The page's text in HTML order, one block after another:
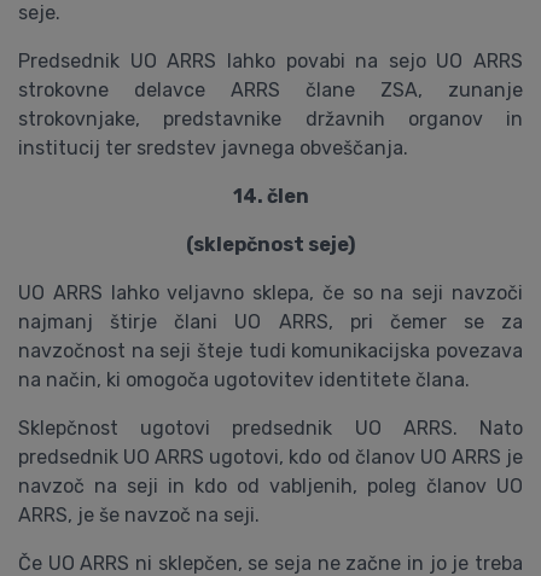
seje.
Predsednik UO ARRS lahko povabi na sejo UO ARRS
strokovne delavce ARRS člane ZSA, zunanje
strokovnjake, predstavnike državnih organov in
institucij ter sredstev javnega obveščanja.
14. člen
(sklepčnost seje)
UO ARRS lahko veljavno sklepa, če so na seji navzoči
najmanj štirje člani UO ARRS, pri čemer se za
navzočnost na seji šteje tudi komunikacijska povezava
na način, ki omogoča ugotovitev identitete člana.
Sklepčnost ugotovi predsednik UO ARRS. Nato
predsednik UO ARRS ugotovi, kdo od članov UO ARRS je
navzoč na seji in kdo od vabljenih, poleg članov UO
ARRS, je še navzoč na seji.
Če UO ARRS ni sklepčen, se seja ne začne in jo je treba